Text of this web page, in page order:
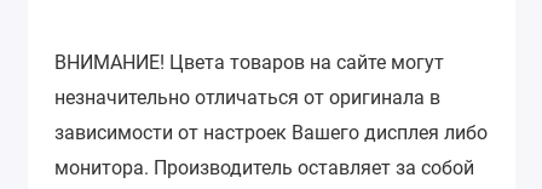
ВНИМАНИЕ! Цвета товаров на сайте могут
незначительно отличаться от оригинала в
зависимости от настроек Вашего дисплея либо
монитора. Производитель оставляет за собой